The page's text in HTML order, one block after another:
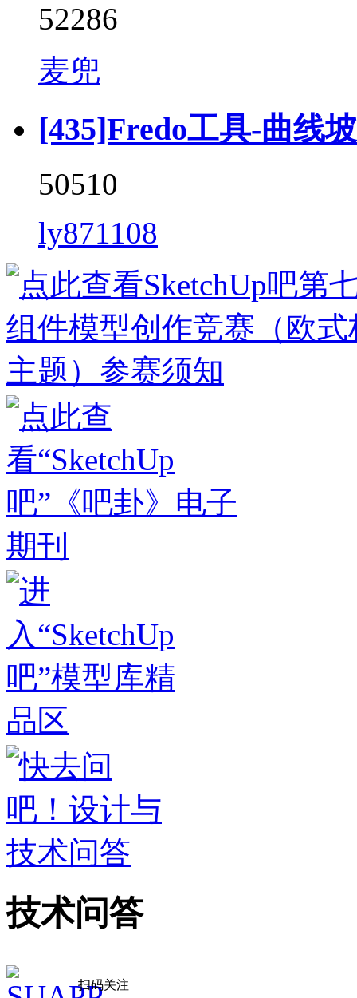
52286
麦兜
[435]Fredo工具-曲线
50510
ly871108
技术问答
扫码关注